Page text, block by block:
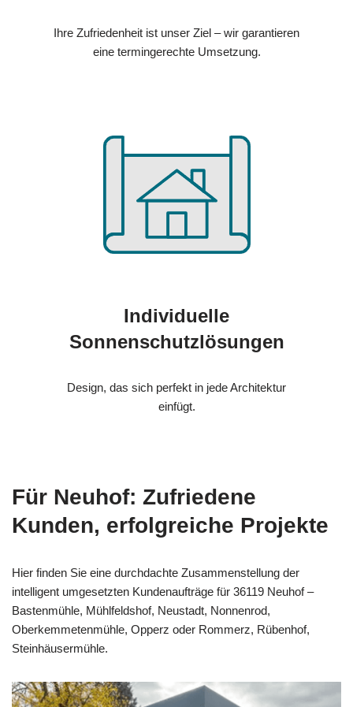
Ihre Zufriedenheit ist unser Ziel – wir garantieren
eine termingerechte Umsetzung.
Individuelle
Sonnenschutzlösungen
Design, das sich perfekt in jede Architektur
einfügt.
Für Neuhof: Zufriedene
Kunden, erfolgreiche Projekte
Hier finden Sie eine durchdachte Zusammenstellung der
intelligent umgesetzten Kundenaufträge für 36119 Neuhof –
Bastenmühle, Mühlfeldshof, Neustadt, Nonnenrod,
Oberkemmetenmühle, Opperz oder Rommerz, Rübenhof,
Steinhäusermühle.